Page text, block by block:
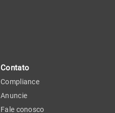
Contato
Compliance
Anuncie
Fale conosco